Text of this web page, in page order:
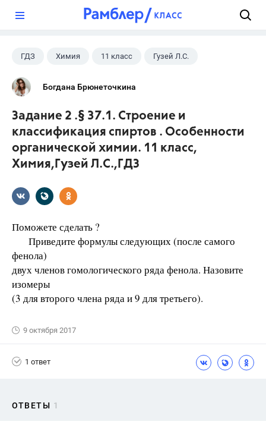
ГДЗ Химия 11 класс Гузей Л.С.
Богдана Брюнеточкина
Задание 2 .§ 37.1. Строение и
классификация спиртов . Особенности
органической химии. 11 класс,
Химия,Гузей Л.С.,ГДЗ
Поможете сделать ?
Приведите формулы следующих (после самого
фенола)
двух членов гомологического ряда фенола. Назовите
изомеры
(3 для второго члена ряда и 9 для третьего).
9 октября 2017
1 ответ
ОТВЕТЫ 1